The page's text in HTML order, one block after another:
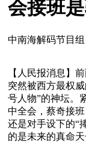
会接班
中南海解码节目组
【人民报消息】
突然被西方最权
号人物”的神坛。
中全会，蔡奇接
还是对手设下的“
的是未来的真命天